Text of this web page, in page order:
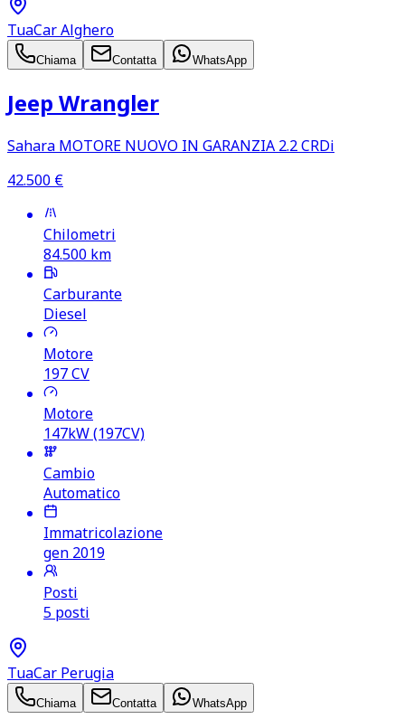
TuaCar Alghero
Chiama Contatta WhatsApp
Jeep Wrangler
Sahara MOTORE NUOVO IN GARANZIA 2.2 CRDi
42.500 €
Chilometri
84.500 km
Carburante
Diesel
Motore
197CV
Motore
147kW (197CV)
Cambio
Automatico
Immatricolazione
gen 2019
Posti
5 posti
TuaCar Perugia
Chiama Contatta WhatsApp